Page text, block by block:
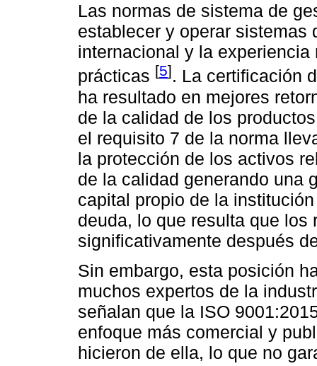
Las normas de sistema de
establecer y operar sistemas
internacional y la
prácticas [5]. La certificación
ha resultado en mejores
de la calidad de los
el requisito 7 de la norma
la protección de los activos
de la calidad generando una
capital propio de la
deuda, lo que resulta que los
significativamente después
Sin embargo, esta posición
muchos expertos de la
señalan que la ISO
enfoque más comercial y
hicieron de ella, lo que no